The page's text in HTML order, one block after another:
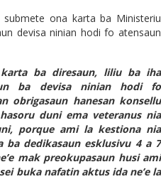
ona karta ba Ministeriu
devisa ninian hodi fo atensaun
ba diresaun, liliu ba iha
ba devisa ninian hodi fo
obrigasaun hanesan konsellu
duni ema veteranus nia
porque ami la kestiona nia
ba dedikasaun esklusivu 4 a 7
mak preokupasaun husi ami
buka nafatin aktus ida ne’e la